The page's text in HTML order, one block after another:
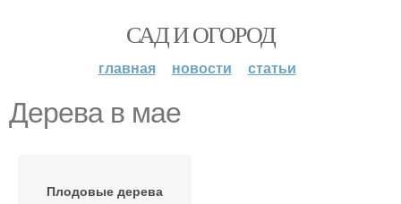
САД И ОГОРОД
главная новости статьи
Дерева в мае
Плодовые дерева